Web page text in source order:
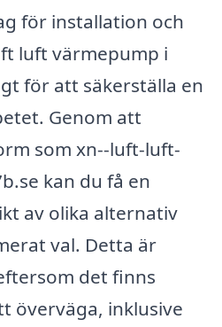
för installation och
luft värmepump i
för att säkerställa en
Genom att
som xn--luft-luft-
kan du få en
av olika alternativ
val. Detta är
det finns
överväga, inklusive